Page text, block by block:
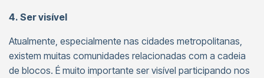
4. Ser visível
Atualmente, especialmente nas cidades metropolitanas,
existem muitas comunidades relacionadas com a cadeia
de blocos. É muito importante ser visível participando nos